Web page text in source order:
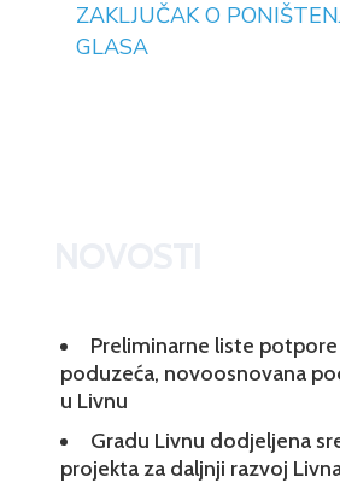
ZAKLJUČAK O
GLASA
Preliminarne liste
poduzeća, novoosnovana
u Livnu
Gradu Livnu dodjeljena
projekta za daljnji razvoj